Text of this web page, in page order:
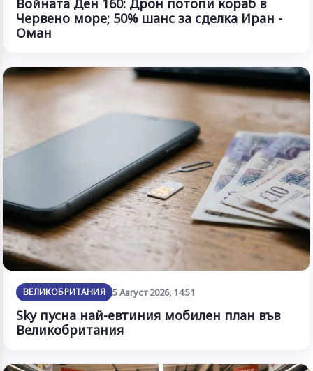
Войната Ден 160: Дрон потопи кораб в
Червено море; 50% шанс за сделка Иран -
Оман
ВЕЛИКОБРИТАНИЯ 5 Август 2026, 14:51
Sky пусна най-евтиния мобилен план във
Великобритания